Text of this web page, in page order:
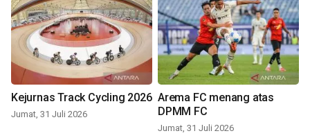
Kejurnas Track Cycling 2026
Jumat, 31 Juli 2026
Arema FC menang atas
DPMM FC
Jumat, 31 Juli 2026